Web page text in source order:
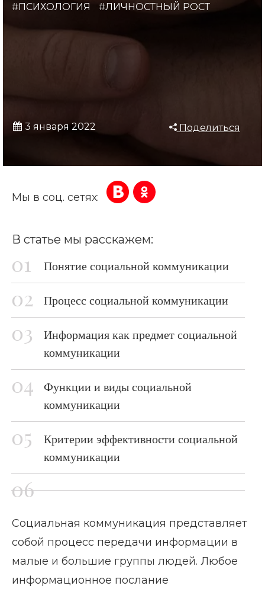
#ПСИХОЛОГИЯ #ЛИЧНОСТНЫЙ РОСТ
3 января 2022 Поделиться
Мы в соц. сетях:
В статье мы расскажем:
Понятие социальной коммуникации
Процесс социальной коммуникации
Информация как предмет социальной
коммуникации
Функции и виды социальной
коммуникации
Критерии эффективности социальной
коммуникации
Социальная коммуникация представляет
собой процесс передачи информации в
малые и большие группы людей. Любое
информационное послание